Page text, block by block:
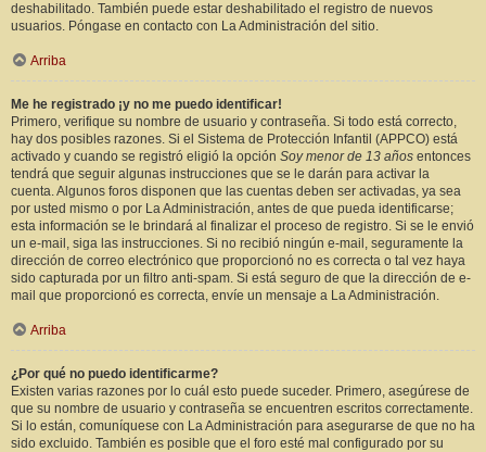
deshabilitado. También puede estar deshabilitado el registro de nuevos
usuarios. Póngase en contacto con La Administración del sitio.
Arriba
Me he registrado ¡y no me puedo identificar!
Primero, verifique su nombre de usuario y contraseña. Si todo está correcto,
hay dos posibles razones. Si el Sistema de Protección Infantil (APPCO) está
activado y cuando se registró eligió la opción Soy menor de 13 años entonces
tendrá que seguir algunas instrucciones que se le darán para activar la
cuenta. Algunos foros disponen que las cuentas deben ser activadas, ya sea
por usted mismo o por La Administración, antes de que pueda identificarse;
esta información se le brindará al finalizar el proceso de registro. Si se le envió
un e-mail, siga las instrucciones. Si no recibió ningún e-mail, seguramente la
dirección de correo electrónico que proporcionó no es correcta o tal vez haya
sido capturada por un filtro anti-spam. Si está seguro de que la dirección de e-
mail que proporcionó es correcta, envíe un mensaje a La Administración.
Arriba
¿Por qué no puedo identificarme?
Existen varias razones por lo cuál esto puede suceder. Primero, asegúrese de
que su nombre de usuario y contraseña se encuentren escritos correctamente.
Si lo están, comuníquese con La Administración para asegurarse de que no ha
sido excluido. También es posible que el foro esté mal configurado por su